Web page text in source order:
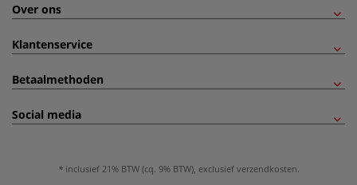
Over ons
Klantenservice
Betaalmethoden
Social media
inclusief 21% BTW (cq. 9% BTW), exclusief verzendkosten.